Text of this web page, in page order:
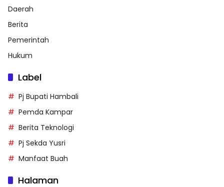
Daerah
Berita
Pemerintah
Hukum
Label
Pj Bupati Hambali
Pemda Kampar
Berita Teknologi
Pj Sekda Yusri
Manfaat Buah
Halaman